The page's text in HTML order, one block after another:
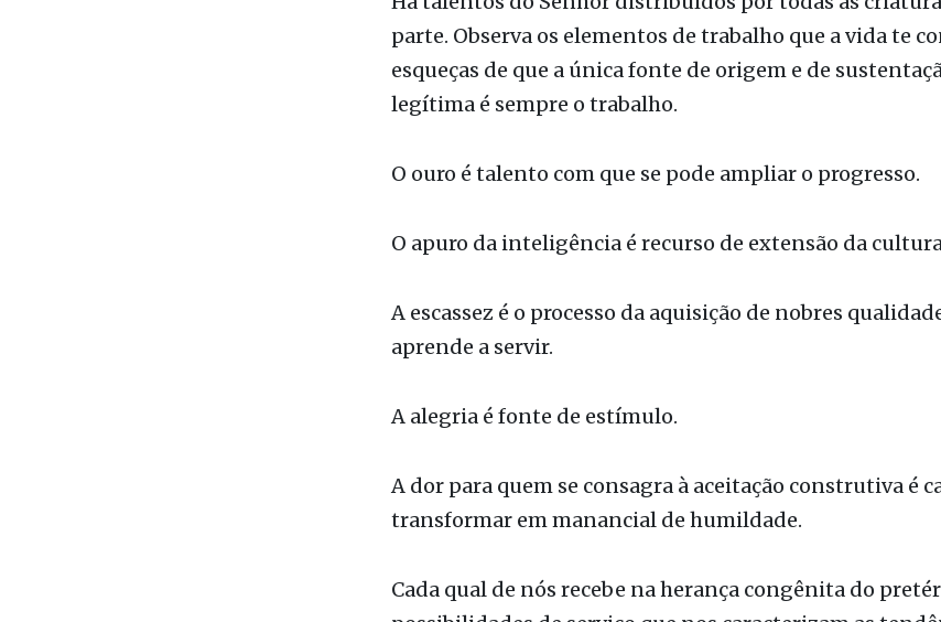
Há talentos do Senhor distribuídos por todas as
parte. Observa os elementos de trabalho que a vida te
esqueças de que a única fonte de origem e de
legítima é sempre o trabalho.
O ouro é talento com que se pode ampliar o progresso.
O apuro da inteligência é recurso de extensão da
A escassez é o processo da aquisição de nobres
aprende a servir.
A alegria é fonte de estímulo.
A dor para quem se consagra à aceitação construtiva é
transformar em manancial de humildade.
Cada qual de nós recebe na herança congênita do